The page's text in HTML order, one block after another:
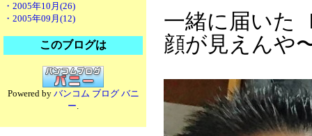
・2005年10月(26)
・2005年09月(12)
このブログは
Powered by バンコム ブログ バニ
ー.
一緒に届いた
顔が見えんや